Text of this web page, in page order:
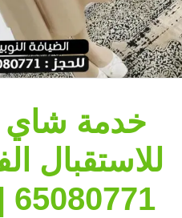
خدمة شاي
للاستقبال